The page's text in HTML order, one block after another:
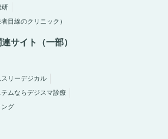
研
目線のクリニック）
サイト（一部）
リーデジカル
ムならデジスマ診療
グ